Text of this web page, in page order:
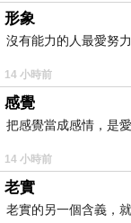
形象
沒有能力的人最愛努
14 小時前
感覺
把感覺當成感情，是
14 小時前
老實
老實的另一個含義，